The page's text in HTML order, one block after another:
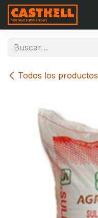
Ir al contenido
Todos los productos